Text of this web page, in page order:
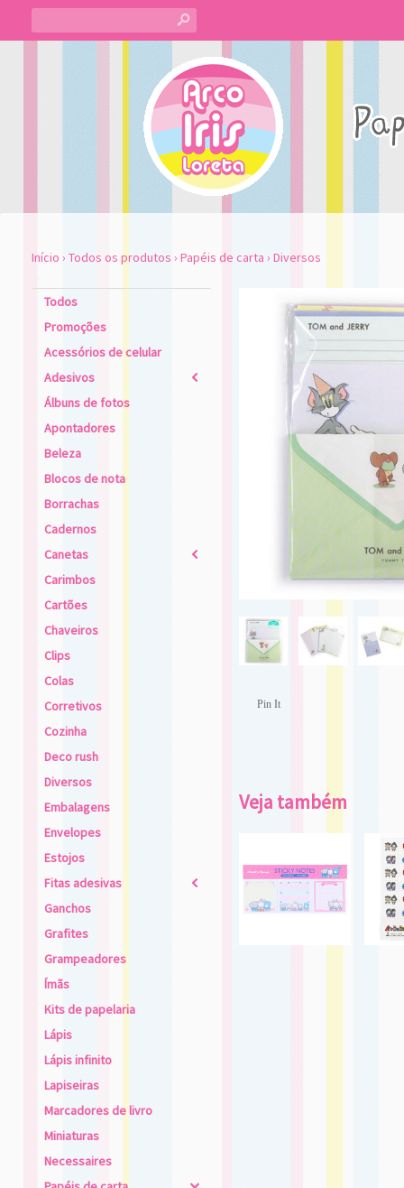
s
Início › Todos os produtos › Papéis de carta › Diversos
Todos
Promoções
Acessórios de celular
Adesivos
2
Álbuns de fotos
Apontadores
Beleza
Blocos de nota
Borrachas
Cadernos
Canetas
2
Carimbos
Cartões
Chaveiros
Clips
Colas
Corretivos
Cozinha
Deco rush
Diversos
Embalagens
Envelopes
Estojos
Fitas adesivas
2
Ganchos
Grafites
Grampeadores
Ímãs
Kits de papelaria
Lápis
Lápis infinito
Lapiseiras
Marcadores de livro
Miniaturas
Necessaires
4
Pin It
Veja também